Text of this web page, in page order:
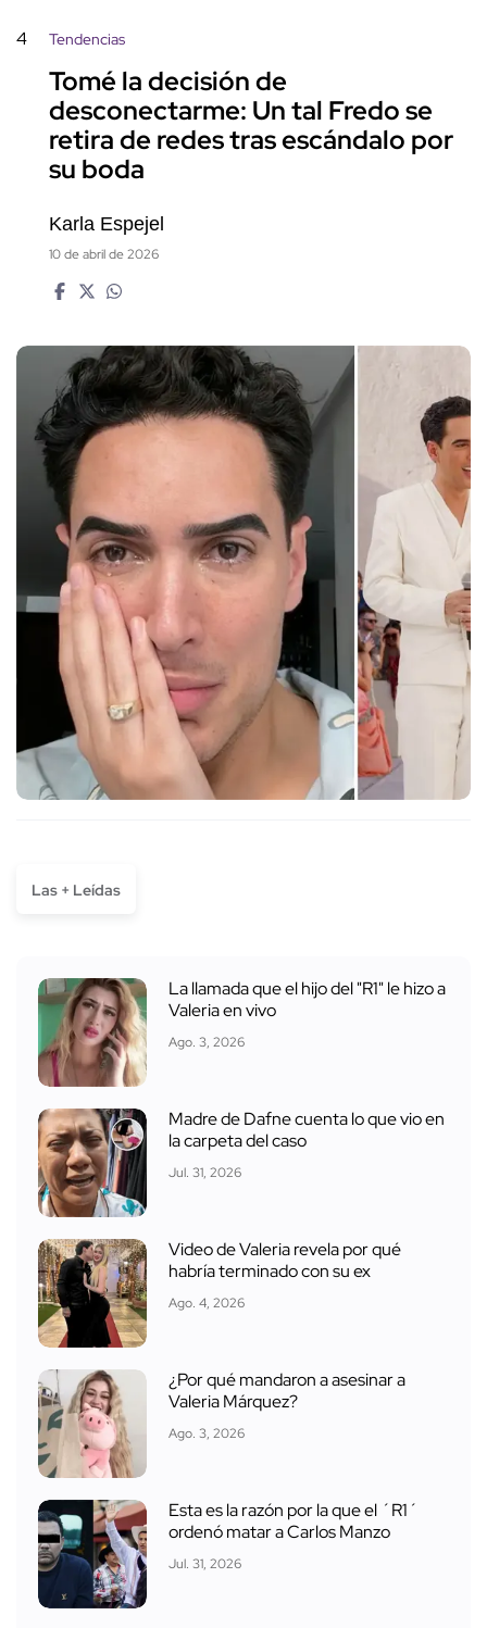
4 Tendencias
Tomé la decisión de
desconectarme: Un tal Fredo se
retira de redes tras escándalo por
su boda
Karla Espejel
10 de abril de 2026
Las + Leídas
La llamada que el hijo del "R1" le hizo a
Valeria en vivo
Ago. 3, 2026
Madre de Dafne cuenta lo que vio en
la carpeta del caso
Jul. 31, 2026
Video de Valeria revela por qué
habría terminado con su ex
Ago. 4, 2026
¿Por qué mandaron a asesinar a
Valeria Márquez?
Ago. 3, 2026
Esta es la razón por la que el ´R1´
ordenó matar a Carlos Manzo
Jul. 31, 2026